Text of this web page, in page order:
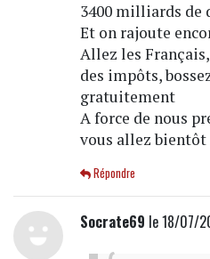
3400 milliards de
Et on rajoute
Allez les
des impôts,
gratuitement
A force de nous
vous allez bientôt
Répondre
Socrate69 le 18/07/